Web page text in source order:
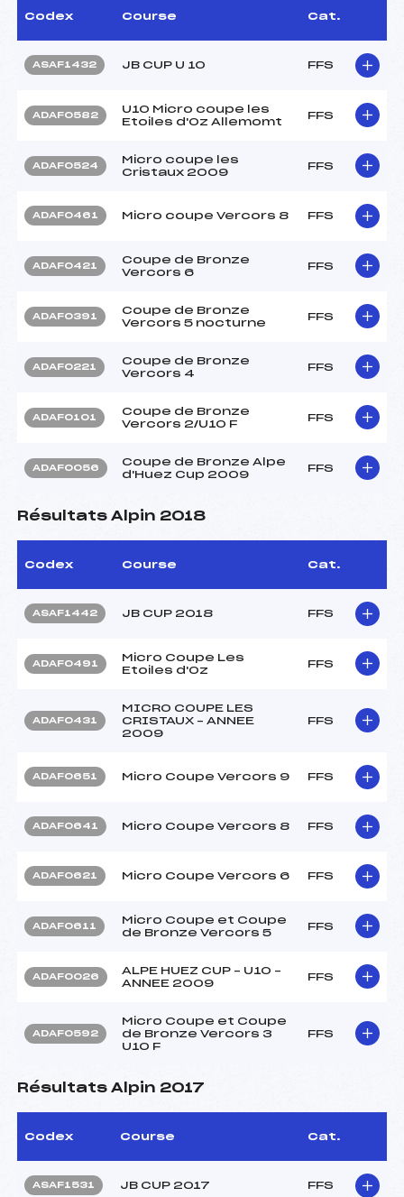
Codex Course Cat.
ASAF1432 JB CUP U 10 FFS
ADAF0582
U10 Micro coupe les
Etoiles d'Oz Allemomt
FFS
ADAF0524
Micro coupe les
Cristaux 2009
FFS
ADAF0461 Micro coupe Vercors 8 FFS
ADAF0421
Coupe de Bronze
Vercors 6
FFS
ADAF0391
Coupe de Bronze
Vercors 5 nocturne
FFS
ADAF0221
Coupe de Bronze
Vercors 4
FFS
ADAF0101
Coupe de Bronze
Vercors 2/U10 F
FFS
ADAF0056
Coupe de Bronze Alpe
d'Huez Cup 2009
FFS
Résultats Alpin 2018
Codex Course Cat.
ASAF1442 JB CUP 2018 FFS
ADAF0491
Micro Coupe Les
Etoiles d'Oz
FFS
ADAF0431
MICRO COUPE LES
CRISTAUX – ANNEE
2009
FFS
ADAF0651 Micro Coupe Vercors 9 FFS
ADAF0641 Micro Coupe Vercors 8 FFS
ADAF0621 Micro Coupe Vercors 6 FFS
ADAF0611
Micro Coupe et Coupe
de Bronze Vercors 5
FFS
ADAF0026
ALPE HUEZ CUP – U10 –
ANNEE 2009
FFS
ADAF0592
Micro Coupe et Coupe
de Bronze Vercors 3
U10 F
FFS
Résultats Alpin 2017
Codex Course Cat.
ASAF1531 JB CUP 2017 FFS